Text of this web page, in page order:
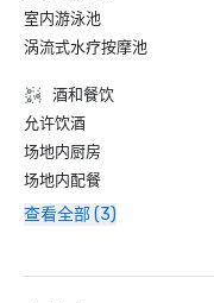
室内游泳池
涡流式水疗按摩池
酒和餐饮
允许饮酒
场地内厨房
场地内配餐
查看全部 (3)